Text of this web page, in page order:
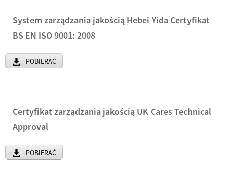
System zarządzania jakością Hebei Yida Certyfikat
BS EN ISO 9001: 2008
POBIERAĆ
Certyfikat zarządzania jakością UK Cares Technical
Approval
POBIERAĆ